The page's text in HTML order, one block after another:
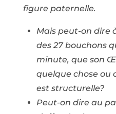
figure paternelle.
Mais peut-on dire
des 27 bouchons
minute, que son
quelque chose ou
est structurelle?
Peut-on dire au